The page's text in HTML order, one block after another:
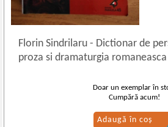
Florin Sindrilaru- Dictionar de
proza si dramaturgia
Doar un exemplar în
Cumpără acum!
Adaugă în coș